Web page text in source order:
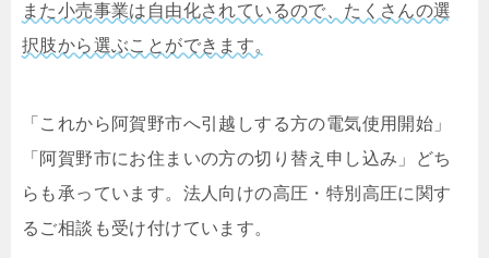
また小売事業は自由化されているので、たくさんの選
択肢から選ぶことができます。
「これから阿賀野市へ引越しする方の電気使用開始」
「阿賀野市にお住まいの方の切り替え申し込み」どち
らも承っています。法人向けの高圧・特別高圧に関す
るご相談も受け付けています。